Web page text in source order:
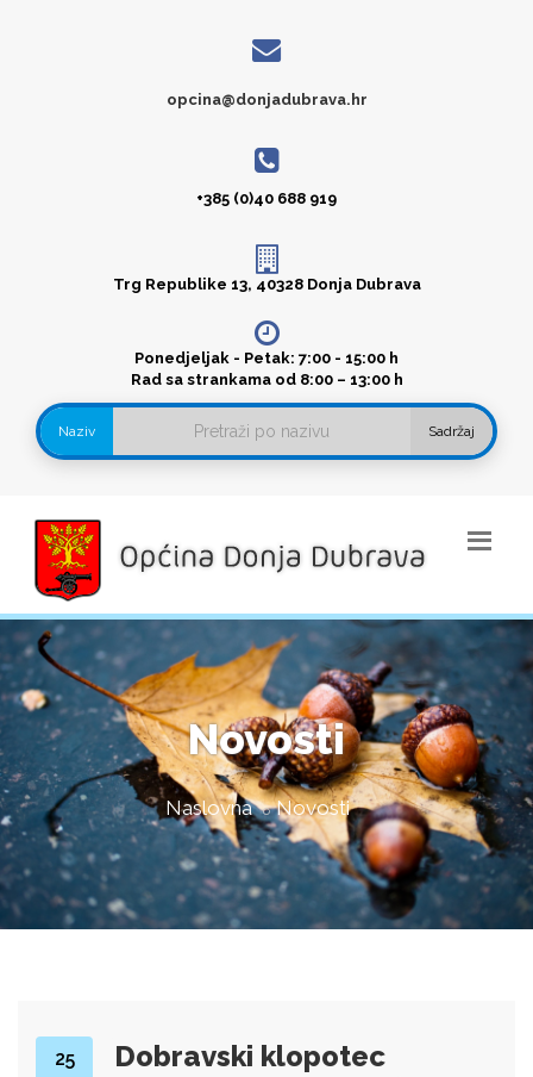
opcina@donjadubrava.hr
+385 (0)40 688 919
Trg Republike 13, 40328 Donja Dubrava
Ponedjeljak - Petak: 7:00 - 15:00 h
Rad sa strankama od 8:00 – 13:00 h
Naziv Sadržaj
Novosti
Naslovna Novosti
25
Dobravski klopotec